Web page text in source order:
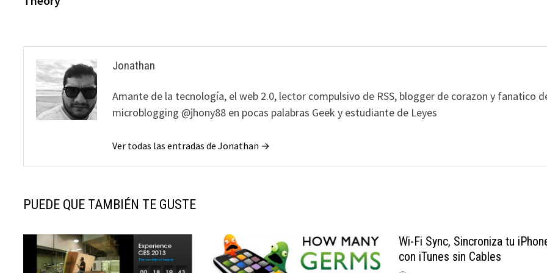
entradas
Jonathan
Amante de la tecnología, el web 2.0, lector compulsivo de RSS, blogger de corazon y fanatico
microblogging @jhony88 en pocas palabras Geek y estudiante de Leyes
Ver todas las entradas de Jonathan →
PUEDE QUE TAMBIÉN TE GUSTE
Wi-Fi Sync, Sincroniza tu
con iTunes sin Cables